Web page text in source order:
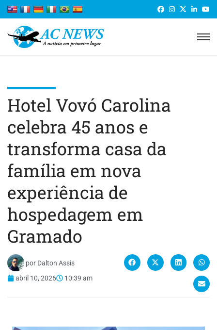
Hotel Vovó Carolina
celebra 45 anos e
transforma casa da
família em nova
experiência de
hospedagem em
Gramado
por Dalton Assis
abril 10, 2026
10:39 am